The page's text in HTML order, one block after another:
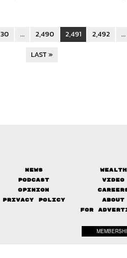
30 ... 2,490 2,491 2,492 ...
LAST »
News Wealth
Podcast
Video
Opinion
Privacy Policy
About
FOR